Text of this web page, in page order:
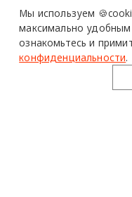
Мы используем
максимально удобным
ознакомьтесь и
конфиденциальности.